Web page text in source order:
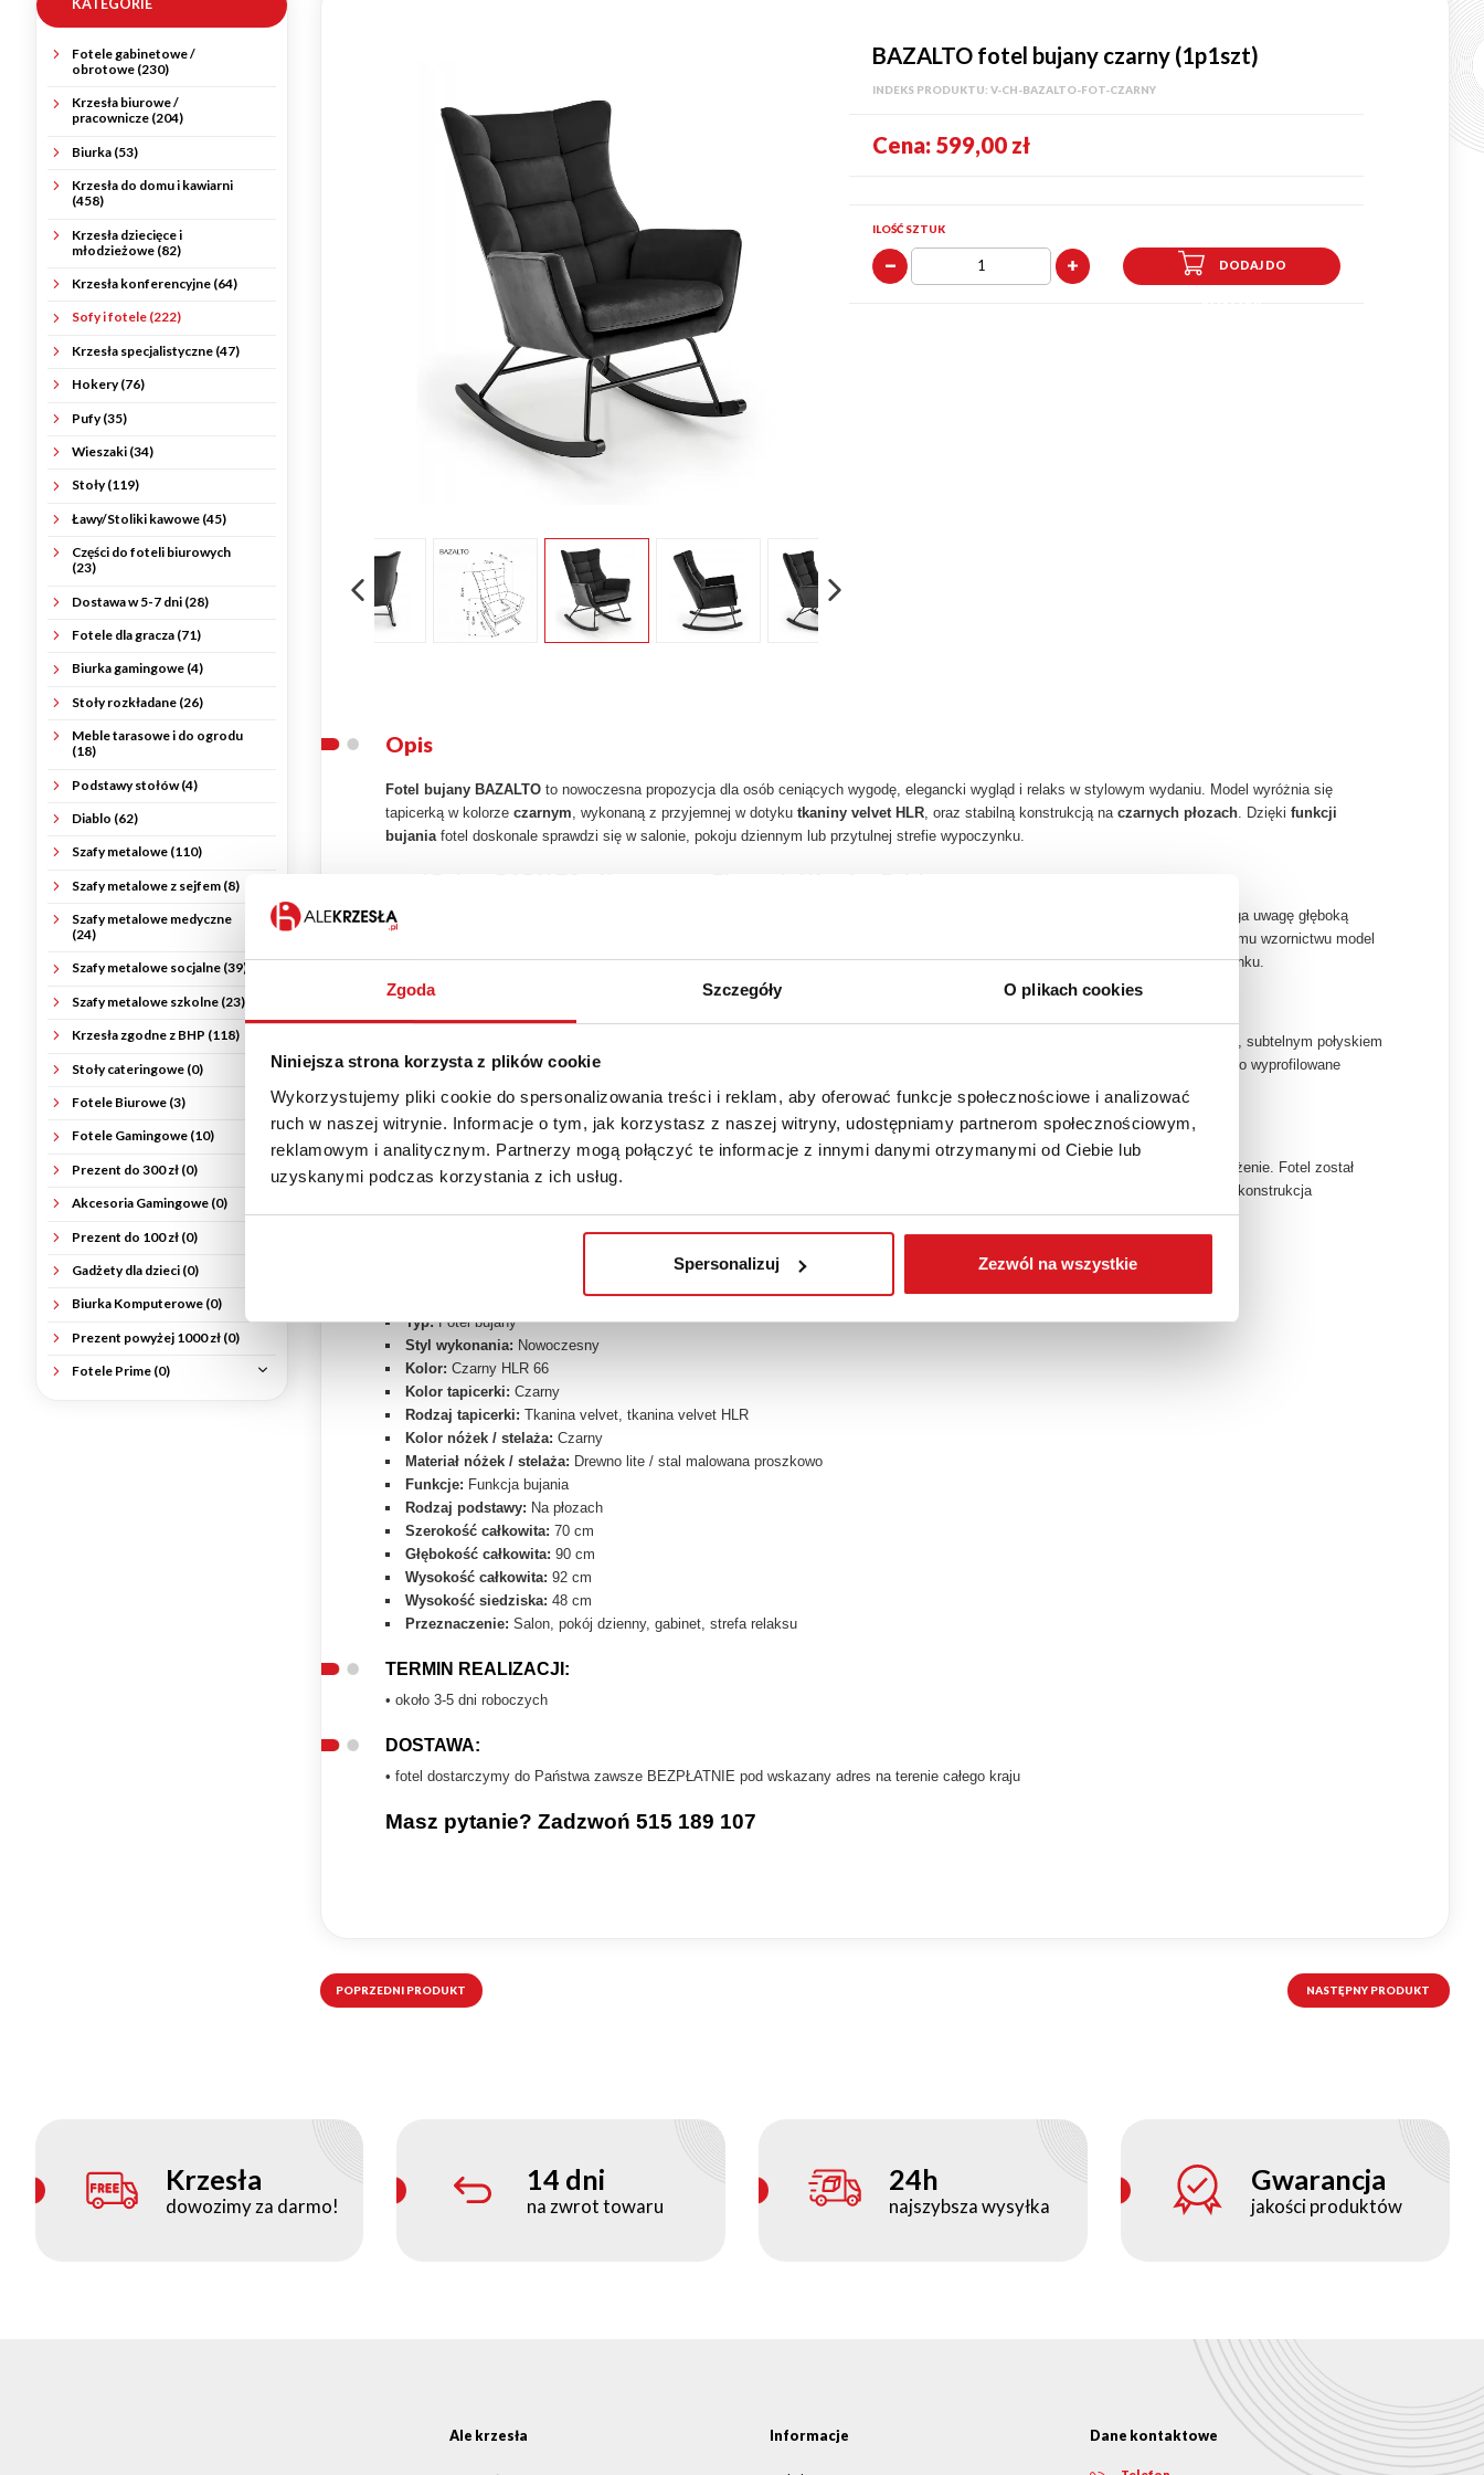
Zgoda Szczegóły O plikach cookies
Niniejsza strona korzysta z plików cookie
Wykorzystujemy pliki cookie do spersonalizowania treści i reklam, aby oferować funkcje społecznościowe i analizować
ruch w naszej witrynie. Informacje o tym, jak korzystasz z naszej witryny, udostępniamy partnerom społecznościowym,
reklamowym i analitycznym. Partnerzy mogą połączyć te informacje z innymi danymi otrzymanymi od Ciebie lub
uzyskanymi podczas korzystania z ich usług.
Spersonalizuj Zezwól na wszystkie
KATEGORIE
Fotele gabinetowe /
obrotowe (230)
Krzesła biurowe /
pracownicze (204)
Biurka (53)
Krzesła do domu i kawiarni
(458)
Krzesła dziecięce i
młodzieżowe (82)
Krzesła konferencyjne (64)
Sofy i fotele (222)
Krzesła specjalistyczne (47)
Hokery (76)
Pufy (35)
Wieszaki (34)
Stoły (119)
Ławy/Stoliki kawowe (45)
Części do foteli biurowych
(23)
Dostawa w 5-7 dni (28)
Fotele dla gracza (71)
Biurka gamingowe (4)
Stoły rozkładane (26)
Meble tarasowe i do ogrodu
(18)
Podstawy stołów (4)
Diablo (62)
Szafy metalowe (110)
Szafy metalowe z sejfem (8)
Szafy metalowe medyczne
(24)
Szafy metalowe socjalne (39)
Szafy metalowe szkolne (23)
Krzesła zgodne z BHP (118)
Stoły cateringowe (0)
Fotele Biurowe (3)
Fotele Gamingowe (10)
Prezent do 300 zł (0)
Akcesoria Gamingowe (0)
Prezent do 100 zł (0)
Gadżety dla dzieci (0)
Biurka Komputerowe (0)
Prezent powyżej 1000 zł (0)
Fotele Prime (0)
BAZALTO fotel bujany czarny (1p1szt)
INDEKS PRODUKTU:V-CH-BAZALTO-FOT-CZARNY
Cena: 599,00 zł
ILOŚĆ SZTUK
Opis
Fotel bujany BAZALTOto nowoczesna propozycja dla osób ceniących wygodę, elegancki wygląd i relaks w stylowym wydaniu. Model wyróżnia się
tapicerką w kolorze czarnym, wykonaną z przyjemnej w dotyku tkaniny velvet HLR, oraz stabilną konstrukcją na czarnych płozach. Dzięki funkcji
bujaniafotel doskonale sprawdzi się w salonie, pokoju dziennym lub przytulnej strefie wypoczynku.
Model BAZALTO
to doskonała propozycja dla miłośników nowoczesnych wnętrz i wygodnych mebli wypoczynkowych. Fotel przyciąga uwagę głęboką
czarną kolorystyką oraz dopracowaną formą, która doskonale łączy walory estetyczne z codziennym komfortem. Dzięki nowoczesnemu wzornictwu model
BAZALTO świetnie sprawdzi się w salonie, pokoju dziennym, gabinecie, a także w eleganckich strefach przeznaczonych do odpoczynku.
w eleganckim czarnym odcieniu. Materiał wyróżnia się miękkością, subtelnym połyskiem
oraz estetycznym wyglądem, dzięki czemu doskonale wpisuje się w aktualne trendy wnętrzarskie. Komfortowe siedzisko, odpowiednio wyprofilowane
oparcie oraz
wysokość siedziska 48 cm zapewniają wygodę podczas relaksu, czytania i codziennego odpoczynku.
Funkcja Bujania i Stabilna Konstrukcja na Płozach
Jednym z największych atutów modelu BAZALTO jest praktyczna
, która sprzyja relaksowi i pozwala na pełne odprężenie. Fotel został
osadzony na stabilnych
wykonanych z połączenia
oraz stali malowanej proszkowo w kolorze czarnym. Taka konstrukcja
gwarantuje trwałość, bezpieczeństwo oraz elegancki wygląd, który doskonale współgra z nowoczesną bryłą fotela.
Typ:Fotel bujany
Styl wykonania: Nowoczesny
Kolor: Czarny HLR 66
Kolor tapicerki: Czarny
Rodzaj tapicerki: Tkanina velvet, tkanina velvet HLR
Kolor nóżek / stelaża: Czarny
Materiał nóżek / stelaża: Drewno lite / stal malowana proszkowo
Funkcje: Funkcja bujania
Rodzaj podstawy: Na płozach
Szerokość całkowita: 70 cm
Głębokość całkowita: 90 cm
Wysokość całkowita: 92 cm
Wysokość siedziska: 48 cm
Przeznaczenie: Salon, pokój dzienny, gabinet, strefa relaksu
TERMIN REALIZACJI:
• około 3-5 dni roboczych
DOSTAWA:
• fotel dostarczymy do Państwa zawsze BEZPŁATNIE pod wskazany adres na terenie całego kraju
Masz pytanie? Zadzwoń 515 189 107
POPRZEDNI PRODUKT NASTĘPNY PRODUKT
Krzesła
dowozimy za darmo!
14 dni
na zwrot towaru
24h
najszybsza wysyłka
Gwarancja
jakości produktów
Ale krzesła Informacje Dane kontaktowe